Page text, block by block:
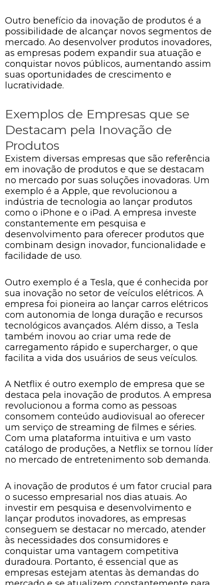
Outro benefício da inovação de produtos é a
possibilidade de alcançar novos segmentos de
mercado. Ao desenvolver produtos inovadores,
as empresas podem expandir sua atuação e
conquistar novos públicos, aumentando assim
suas oportunidades de crescimento e
lucratividade.
Exemplos de Empresas que se
Destacam pela Inovação de
Produtos
Existem diversas empresas que são referência
em inovação de produtos e que se destacam
no mercado por suas soluções inovadoras. Um
exemplo é a Apple, que revolucionou a
indústria de tecnologia ao lançar produtos
como o iPhone e o iPad. A empresa investe
constantemente em pesquisa e
desenvolvimento para oferecer produtos que
combinam design inovador, funcionalidade e
facilidade de uso.
Outro exemplo é a Tesla, que é conhecida por
sua inovação no setor de veículos elétricos. A
empresa foi pioneira ao lançar carros elétricos
com autonomia de longa duração e recursos
tecnológicos avançados. Além disso, a Tesla
também inovou ao criar uma rede de
carregamento rápido e supercharger, o que
facilita a vida dos usuários de seus veículos.
A Netflix é outro exemplo de empresa que se
destaca pela inovação de produtos. A empresa
revolucionou a forma como as pessoas
consomem conteúdo audiovisual ao oferecer
um serviço de streaming de filmes e séries.
Com uma plataforma intuitiva e um vasto
catálogo de produções, a Netflix se tornou líder
no mercado de entretenimento sob demanda.
A inovação de produtos é um fator crucial para
o sucesso empresarial nos dias atuais. Ao
investir em pesquisa e desenvolvimento e
lançar produtos inovadores, as empresas
conseguem se destacar no mercado, atender
às necessidades dos consumidores e
conquistar uma vantagem competitiva
duradoura. Portanto, é essencial que as
empresas estejam atentas às demandas do